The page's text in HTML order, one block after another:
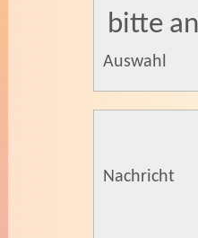
bitte
Auswahl
Nachricht